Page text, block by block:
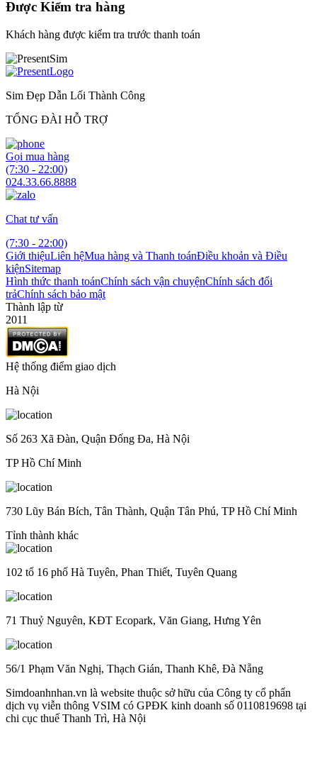
Được Kiểm tra hàng
Khách hàng được kiểm tra trước thanh toán
Sim Đẹp Dẫn Lối Thành Công
TỔNG ĐÀI HỖ TRỢ
Gọi mua hàng
(7:30 - 22:00)
024.33.66.8888
Chat tư vấn
(7:30 - 22:00)
Giới thiệuLiên hệMua hàng và Thanh toánĐiều khoản và Điều
kiệnSitemap
Hình thức thanh toánChính sách vận chuyệnChính sách đổi
trảChính sách bảo mật
Thành lập từ
2011
Hệ thống điểm giao dịch
Hà Nội
Số 263 Xã Đàn, Quận Đống Đa, Hà Nội
TP Hồ Chí Minh
730 Lũy Bán Bích, Tân Thành, Quận Tân Phú, TP Hồ Chí Minh
Tỉnh thành khác
102 tổ 16 phố Hà Tuyên, Phan Thiết, Tuyên Quang
71 Thuỷ Nguyên, KĐT Ecopark, Văn Giang, Hưng Yên
56/1 Phạm Văn Nghị, Thạch Gián, Thanh Khê, Đà Nẵng
Simdoanhnhan.vn là website thuộc sở hữu của Công ty cổ phẩn
dịch vụ viễn thông VSIM có GPĐK kinh doanh số 0110819698 tại
chi cục thuế Thanh Trì, Hà Nội